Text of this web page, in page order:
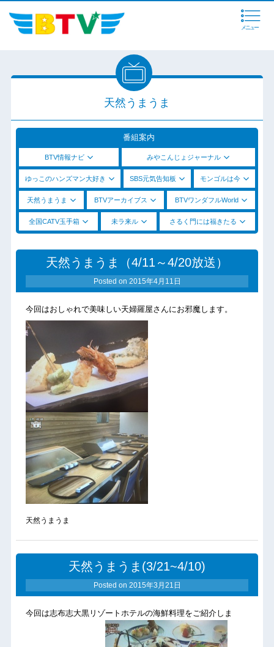
メニュー
天然うまうま
番組案内
BTV情報ナビ みやこんじょジャーナル
ゆっこのハンズマン大好き SBS元気告知板 モンゴルは今
天然うまうま BTVアーカイブス BTVワンダフルWorld
全国CATV玉手箱 未ラ来ル さるく門には福きたる
天然うまうま（4/11～4/20放送）
Posted on 2015年4月11日
今回はおしゃれで美味しい天婦羅屋さんにお邪魔します。
天然うまうま
天然うまうま(3/21~4/10)
Posted on 2015年3月21日
今回は志布志大黒リゾートホテルの海鮮料理をご紹介しま